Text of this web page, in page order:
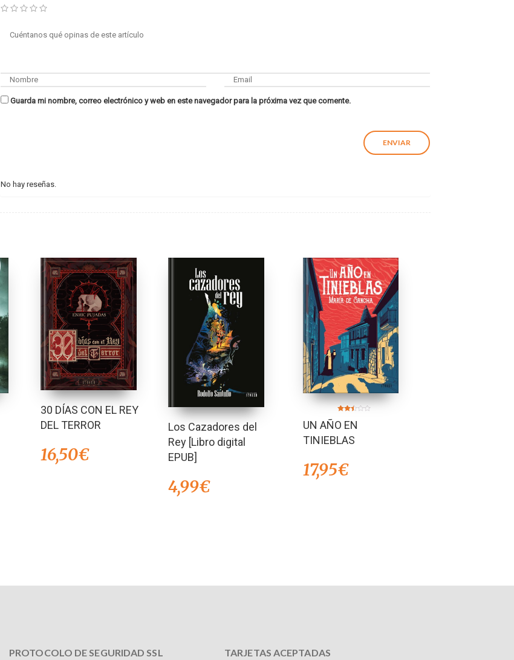
Guarda mi nombre, correo electrónico y web en este navegador para la próxima vez que comente.
No hay reseñas.
30 DÍAS CON EL REY
DEL TERROR
16,50€
Los Cazadores del
Rey [Libro digital
EPUB]
4,99€
en
2.43
de 5
UN AÑO EN
TINIEBLAS
17,95€
PROTOCOLO DE SEGURIDAD SSL TARJETAS ACEPTADAS